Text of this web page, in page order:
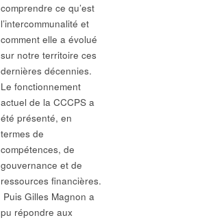
comprendre ce qu’est
l’intercommunalité et
comment elle a évolué
sur notre territoire ces
dernières décennies.
Le fonctionnement
actuel de la CCCPS a
été présenté, en
termes de
compétences, de
gouvernance et de
ressources financières.
Puis Gilles Magnon a
pu répondre aux